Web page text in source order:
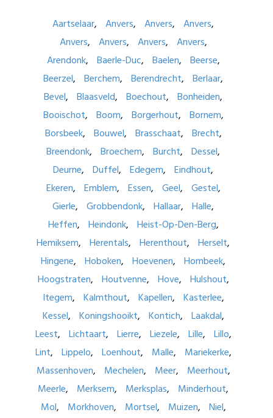
Aartselaar Anvers Anvers
Anvers
Anvers
Anvers Anvers
Anvers
Arendonk
Baerle-Duc Baelen
Beerse
Beerzel
Berchem Berendrecht
Berlaar
Bevel
Blaasveld Boechout
Bonheiden
Booischot
Boom Borgerhout
Bornem
Borsbeek
Bouwel Brasschaat
Brecht
Breendonk
Broechem Burcht
Dessel
Deurne
Duffel Edegem
Eindhout
Ekeren
Emblem Essen Geel
Gestel
Gierle
Grobbendonk Hallaar
Halle
Heffen
Heindonk
Heist-Op-Den-Berg
Hemiksem
Herentals Herenthout
Herselt
Hingene
Hoboken Hoevenen
Hombeek
Hoogstraten
Houtvenne Hove
Hulshout
Itegem
Kalmthout Kapellen
Kasterlee
Kessel
Koningshooikt Kontich
Laakdal
Leest
Lichtaart Lierre Liezele Lille
Lillo
Lint
Lippelo Loenhout Malle
Mariekerke
Massenhoven
Mechelen Meer
Meerhout
Meerle
Merksem Merksplas
Minderhout
Mol
Morkhoven Mortsel Muizen
Niel